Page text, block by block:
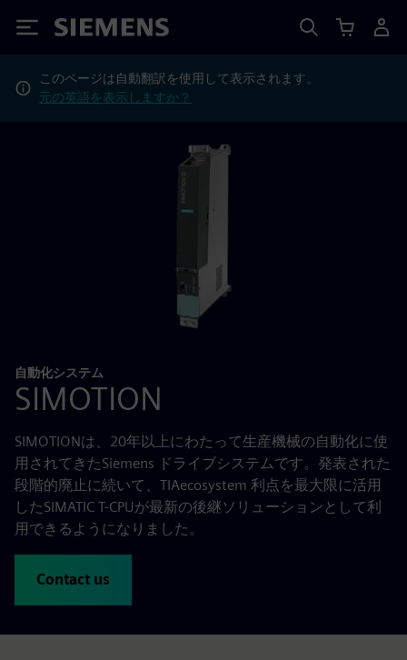
Siemens
このページは自動翻訳を使用して表示されます。
元の英語を表示しますか？
自動化システム
SIMOTION
SIMOTIONは、20年以上にわたって生産機械の自動化に使
用されてきたSiemens ドライブシステムです。発表された
段階的廃止に続いて、TIAecosystem 利点を最大限に活用
したSIMATIC T-CPUが最新の後継ソリューションとして利
用できるようになりました。
Contact us